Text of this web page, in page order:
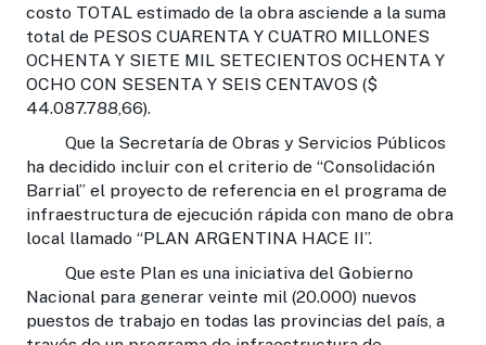
costo TOTAL estimado de la obra asciende a la suma
total de PESOS CUARENTA Y CUATRO MILLONES
OCHENTA Y SIETE MIL SETECIENTOS OCHENTA Y
OCHO CON SESENTA Y SEIS CENTAVOS ($
44.087.788,66).
Que la Secretaría de Obras y Servicios Públicos
ha decidido incluir con el criterio de “Consolidación
Barrial” el proyecto de referencia en el programa de
infraestructura de ejecución rápida con mano de obra
local llamado “PLAN ARGENTINA HACE II”.
Que este Plan es una iniciativa del Gobierno
Nacional para generar veinte mil (20.000) nuevos
puestos de trabajo en todas las provincias del país, a